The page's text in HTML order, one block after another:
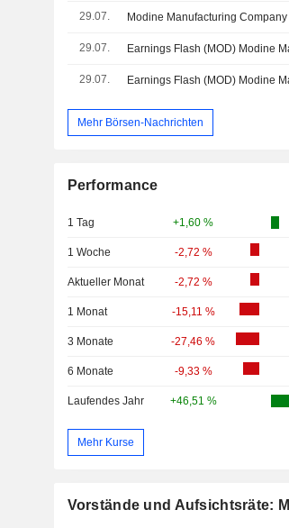
29.07.
29.07.
29.07.
Mehr Börsen-Nachrichten
Performance
1 Tag +1,60 %
1 Woche -2,72 %
Aktueller Monat -2,72 %
1 Monat -15,11 %
3 Monate -27,46 %
6 Monate -9,33 %
Laufendes Jahr +46,51 %
Mehr Kurse
Vorstände und Aufsichtsräte: